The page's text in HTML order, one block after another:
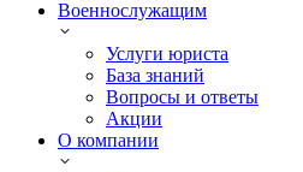
Военнослужащим
Услуги юриста
База знаний
Вопросы и ответы
Акции
О компании